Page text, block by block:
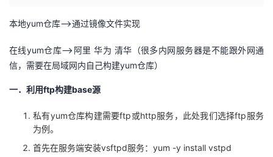
人
主
我
的
发
本地yum仓库-->通过镜像文件实现
在线yum仓库-->阿里 华为 清华（很多内网服务器是不能跟外网通
信，需要在局域网内自己构建yum仓库）
一．利用ftp构建base源
私有yum仓库构建需要ftp或http服务，此处我们选择ftp服务
为例。
首先在服务端安装vsftpd服务：yum -y install vstpd